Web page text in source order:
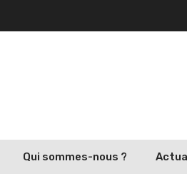
Qui sommes-nous ?